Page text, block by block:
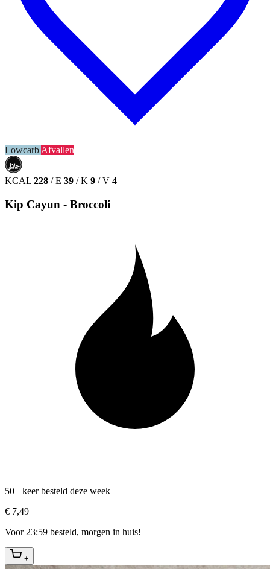
LowcarbAfvallen
حلال
HALAL
KCAL 228 / E 39 / K 9 / V 4
Kip Cayun - Broccoli
50+ keer besteld deze week
€ 7,49
Voor 23:59 besteld, morgen in huis!
+